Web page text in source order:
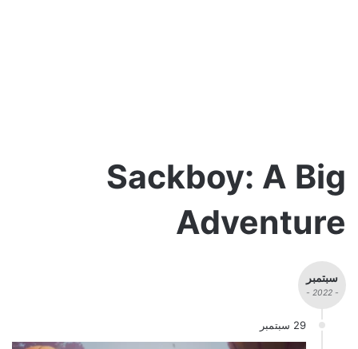
Sackboy: A Big
Adventure
سبتمبر
- 2022 -
29 سبتمبر